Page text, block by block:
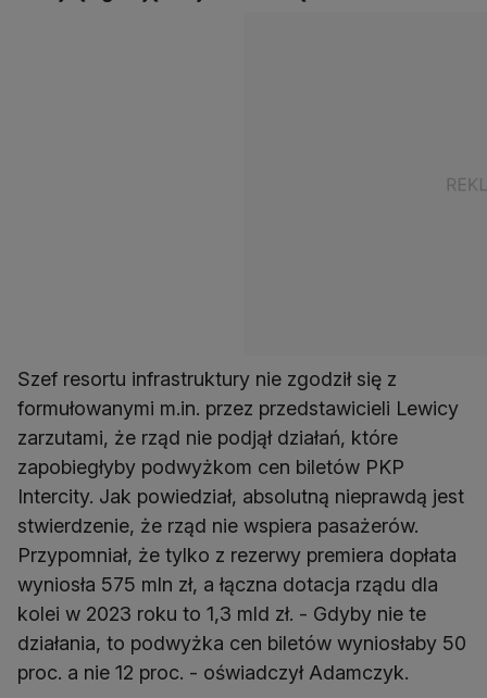
Szef resortu infrastruktury nie zgodził się z
formułowanymi m.in. przez przedstawicieli Lewicy
zarzutami, że rząd nie podjął działań, które
zapobiegłyby podwyżkom cen biletów PKP
Intercity. Jak powiedział, absolutną nieprawdą jest
stwierdzenie, że rząd nie wspiera pasażerów.
Przypomniał, że tylko z rezerwy premiera dopłata
wyniosła 575 mln zł, a łączna dotacja rządu dla
kolei w 2023 roku to 1,3 mld zł. - Gdyby nie te
działania, to podwyżka cen biletów wyniosłaby 50
proc. a nie 12 proc. - oświadczył Adamczyk.